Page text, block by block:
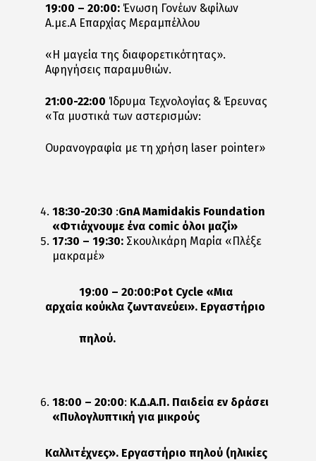
19:00 – 20:00: Ένωση Γονέων &φίλων
Α.με.Α Επαρχίας Μεραμπέλλου
«Η μαγεία της διαφορετικότητας».
Αφηγήσεις παραμυθιών.
21:00-22:00 Ίδρυμα Τεχνολογίας & Έρευνας
«Τα μυστικά των αστερισμών:
Ουρανογραφία με τη χρήση laser pointer»
18:30-20:30 :GnA Mamidakis Foundation
«Φτιάχνουμε ένα comic όλοι μαζί»
17:30 – 19:30: Σκουλικάρη Μαρία «Πλέξε
μακραμέ»
19:00 – 20:00:Pot Cycle «Μια
αρχαία κούκλα ζωντανεύει». Εργαστήριο
πηλού.
18:00 – 20:00: Κ.Δ.Α.Π. Παιδεία εν δράσει
«Πυλογλυπτική για μικρούς
Καλλιτέχνες». Εργαστήριο πηλού (ηλικίες